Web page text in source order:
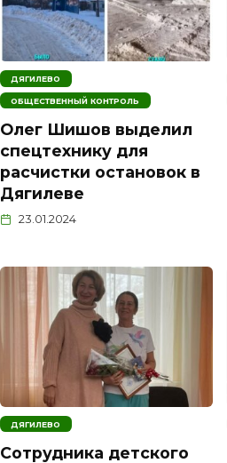
ДЯГИЛЕВО
ОБЩЕСТВЕННЫЙ КОНТРОЛЬ
Олег Шишов выделил
спецтехнику для
расчистки остановок в
Дягилеве
23.01.2024
ДЯГИЛЕВО
Сотрудника детского